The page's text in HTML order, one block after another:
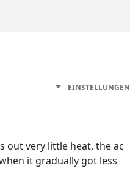
EINSTELLUNGEN
out very little heat, the ac
it gradually got less